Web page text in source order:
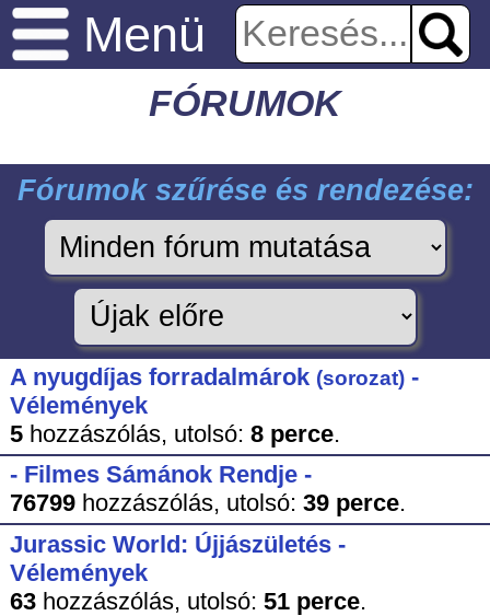
Menü
FÓRUMOK
Fórumok szűrése és rendezése:
A nyugdíjas forradalmárok (sorozat)-
Vélemények
5hozzászólás, utolsó: 8 perce.
- Filmes Sámánok Rendje -
76799hozzászólás, utolsó: 39 perce.
Jurassic World: Újjászületés -
Vélemények
63hozzászólás, utolsó: 51 perce.